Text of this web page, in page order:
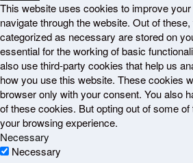
This website uses cookies to improve
navigate through the website. Out of
categorized as necessary are stored on
essential for the working of basic
also use third-party cookies that help us
how you use this website. These cookies
browser only with your consent. You also
of these cookies. But opting out of some
your browsing experience.
Necessary
Necessary